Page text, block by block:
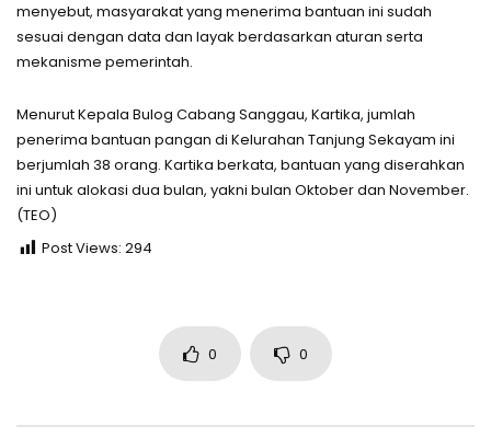
menyebut, masyarakat yang menerima bantuan ini sudah
sesuai dengan data dan layak berdasarkan aturan serta
mekanisme pemerintah.
Menurut Kepala Bulog Cabang Sanggau, Kartika, jumlah
penerima bantuan pangan di Kelurahan Tanjung Sekayam ini
berjumlah 38 orang. Kartika berkata, bantuan yang diserahkan
ini untuk alokasi dua bulan, yakni bulan Oktober dan November.
(TEO)
Post Views: 294
0 0